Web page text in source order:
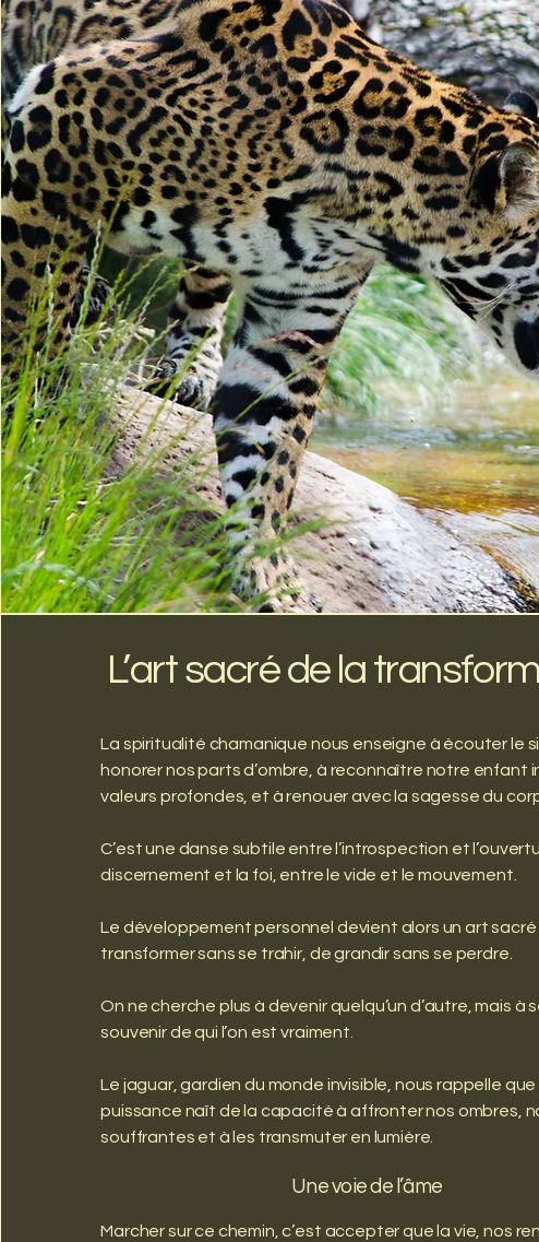
L’art sacré de la
La spiritualité chamanique nous enseigne à écouter le
honorer nos parts d’ombre, à reconnaître notre enfant
valeurs profondes, et à renouer avec la sagesse du
C’est une danse subtile entre l’introspection et
discernement et la foi, entre le vide et le mouvement.
Le développement personnel devient alors un art sacré
transformer sans se trahir, de grandir sans se perdre.
On ne cherche plus à devenir quelqu’un d’autre, mais à
souvenir de qui l’on est vraiment.
Le jaguar, gardien du monde invisible, nous rappelle
puissance naît de la capacité à affronter nos ombres,
souffrantes et à les transmuter en lumière.
Une voie de l’âme
Marcher sur ce chemin, c’est accepter que la vie, nos